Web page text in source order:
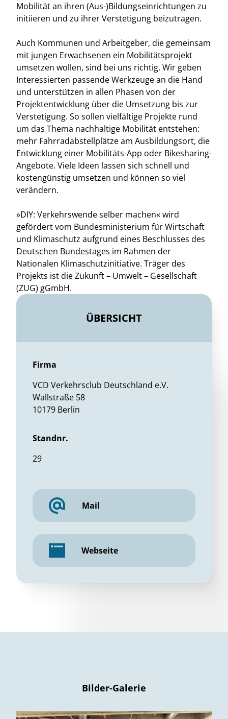
Mobilität an ihren (Aus-)Bildungseinrichtungen zu
initiieren und zu ihrer Verstetigung beizutragen.
Auch Kommunen und Arbeitgeber, die gemeinsam
mit jungen Erwachsenen ein Mobilitätsprojekt
umsetzen wollen, sind bei uns richtig. Wir geben
Interessierten passende Werkzeuge an die Hand
und unterstützen in allen Phasen von der
Projektentwicklung über die Umsetzung bis zur
Verstetigung. So sollen vielfältige Projekte rund
um das Thema nachhaltige Mobilität entstehen:
mehr Fahrradabstellplätze am Ausbildungsort, die
Entwicklung einer Mobilitäts-App oder Bikesharing-
Angebote. Viele Ideen lassen sich schnell und
kostengünstig umsetzen und können so viel
verändern.
»DIY: Verkehrswende selber machen« wird
gefördert vom Bundesministerium für Wirtschaft
und Klimaschutz aufgrund eines Beschlusses des
Deutschen Bundestages im Rahmen der
Nationalen Klimaschutzinitiative. Träger des
Projekts ist die Zukunft – Umwelt – Gesellschaft
(ZUG) gGmbH.
ÜBERSICHT
Firma
VCD Verkehrsclub Deutschland e.V.
Wallstraße 58
10179 Berlin
Standnr.
29
Mail
Webseite
Bilder-Galerie